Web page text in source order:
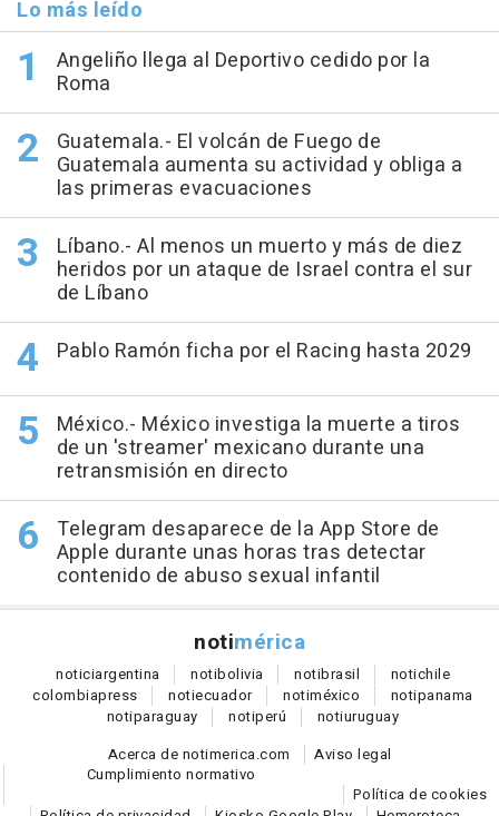
Lo más leído
Angeliño llega al Deportivo cedido por la
Roma
Guatemala.- El volcán de Fuego de
Guatemala aumenta su actividad y obliga a
las primeras evacuaciones
Líbano.- Al menos un muerto y más de diez
heridos por un ataque de Israel contra el sur
de Líbano
Pablo Ramón ficha por el Racing hasta 2029
México.- México investiga la muerte a tiros
de un 'streamer' mexicano durante una
retransmisión en directo
Telegram desaparece de la App Store de
Apple durante unas horas tras detectar
contenido de abuso sexual infantil
notimérica
noticiargentina notibolivia notibrasil notichile
colombiapress notiecuador notiméxico notipanama
notiparaguay notiperú notiuruguay
Acerca de notimerica.com
Aviso legal
Cumplimiento normativo
Política de cookies